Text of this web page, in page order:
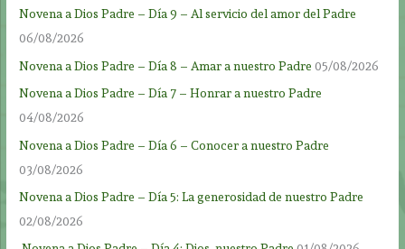
Novena a Dios Padre – Día 9 – Al servicio del amor del Padre
06/08/2026
Novena a Dios Padre – Día 8 – Amar a nuestro Padre 05/08/2026
Novena a Dios Padre – Día 7 – Honrar a nuestro Padre
04/08/2026
Novena a Dios Padre – Día 6 – Conocer a nuestro Padre
03/08/2026
Novena a Dios Padre – Día 5: La generosidad de nuestro Padre
02/08/2026